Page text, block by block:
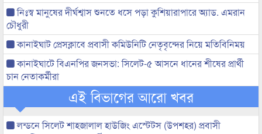
নিঃস্ব মানুষের দীর্ঘশ্বাস শুনতে ধসে পড়া কুশিয়ারাপারে অ্যাড. এমরান
চৌধুরী
কানাইঘাট প্রেসক্লাবে প্রবাসী কমিউনিটি নেতৃবৃন্দের নিয়ে মতিবিনিময়
কানাইঘাটে বিএনপির জনসভা: সিলেট-৫ আসনে ধানের শীষের প্রার্থী
চান নেতাকর্মীরা
এই বিভাগের আরো খবর
লন্ডনে সিলেট শাহজালাল হাউজিং এস্টেটস (উপশহর) প্রবাসী